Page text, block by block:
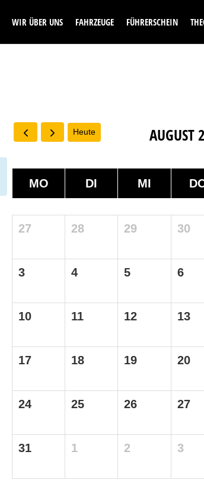
WIR ÜBER UNS FAHRZEUGE FÜHRERSCHEIN
Heute AUGUST
MO DI MI
27 28 29 30
3 4 5 6
10 11 12 13
17 18 19 20
24 25 26 27
31 1 2 3